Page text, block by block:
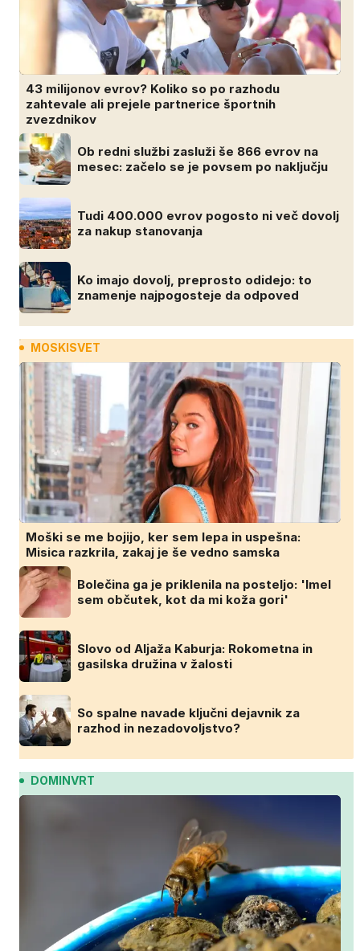
43 milijonov evrov? Koliko so po razhodu
zahtevale ali prejele partnerice športnih
zvezdnikov
Ob redni službi zasluži še 866 evrov na
mesec: začelo se je povsem po naključju
Tudi 400.000 evrov pogosto ni več dovolj
za nakup stanovanja
Ko imajo dovolj, preprosto odidejo: to
znamenje najpogosteje da odpoved
MOSKISVET
Moški se me bojijo, ker sem lepa in uspešna:
Misica razkrila, zakaj je še vedno samska
Bolečina ga je priklenila na posteljo: 'Imel
sem občutek, kot da mi koža gori'
Slovo od Aljaža Kaburja: Rokometna in
gasilska družina v žalosti
So spalne navade ključni dejavnik za
razhod in nezadovoljstvo?
DOMINVRT